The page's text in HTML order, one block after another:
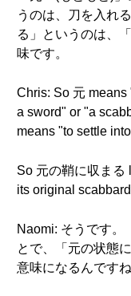
うのは、刀を入れ
る」というのは、
味です。
Chris: So 元
a sword" or "a
means "to settle
So 元の鞘に収まる
its original
Naomi: そうです。
とで、「元の状態
意味になるんですね